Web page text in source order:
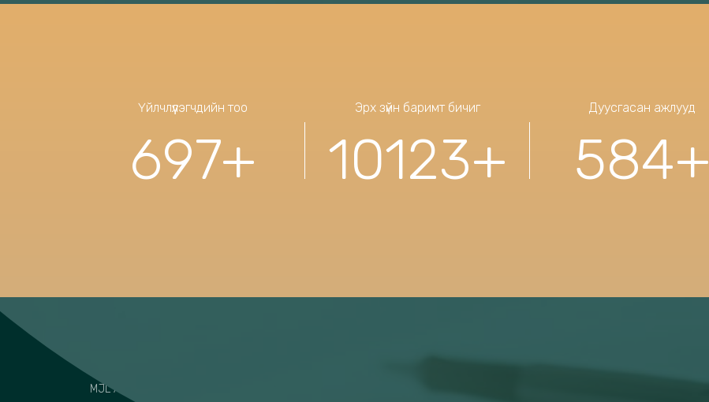
Үйлчлүүлэгчдийн тоо
697+
Эрх зүйн баримт бичиг
10123+
Дуусгасан ажлууд
584+
MJL Attorneys LLP